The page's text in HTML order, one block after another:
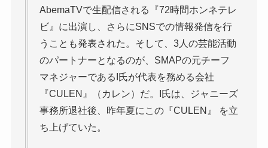
AbemaTVで生配信される『72時間ホンネテレ
ビ』に出演し、さらにSNSでの情報発信を行
うことも発表された。そして、3人の芸能活動
のパートナーとなるのが、SMAPの元チーフ
マネジャーであるI氏が代表を務める会社
『CULEN』（カレン）だ。I氏は、ジャニーズ
事務所退社後、昨年夏にこの『CULEN』 を立
ち上げていた。